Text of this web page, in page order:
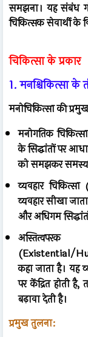
समझना। यह संबंध
चिकित्सक सेवार्थी के
चिकित्सा के प्रकार
1. मनश्चिकित्सा के
मनोचिकित्सा की
मनोगतिक
के सिद्धांतों पर
को समझकर
व्यवहार
व्यवहार सीखा
और अधिगम
(Existential/
कहा जाता है। यह
पर केंद्रित होती
बढ़ावा देती है।
प्रमुख तुलना: